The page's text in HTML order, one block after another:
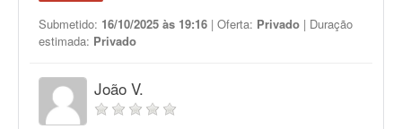
Submetido: 16/10/2025 às 19:16 | Oferta: Privado | Duração
estimada: Privado
João V.